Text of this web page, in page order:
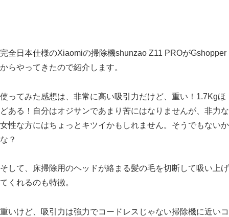
完全日本仕様のXiaomiの掃除機shunzao Z11 PROがGshopper
からやってきたので紹介します。
使ってみた感想は、非常に高い吸引力だけど、重い！1.7Kgほ
どある！自分はオジサンであまり苦にはなりませんが、非力な
女性な方にはちょっとキツイかもしれません。そうでもないか
な？
そして、床掃除用のヘッドが絡まる髪の毛を切断して吸い上げ
てくれるのも特徴。
重いけど、吸引力は強力でコードレスじゃない掃除機に近いコ